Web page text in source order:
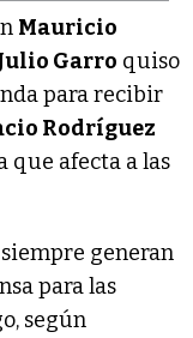
Mauricio
Garro quiso
para recibir
Rodríguez
que afecta a las
siempre generan
para las
según